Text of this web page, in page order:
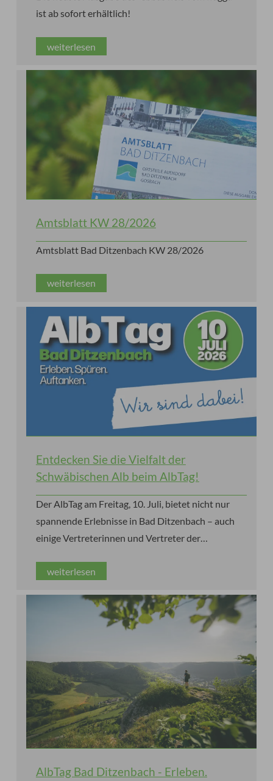
ist ab sofort erhältlich!
weiterlesen
Amtsblatt KW 28/2026
Amtsblatt Bad Ditzenbach KW 28/2026
weiterlesen
Entdecken Sie die Vielfalt der
Schwäbischen Alb beim AlbTag!
Der AlbTag am Freitag, 10. Juli, bietet nicht nur
einige Vertreterinnen und Vertreter der
weiterlesen